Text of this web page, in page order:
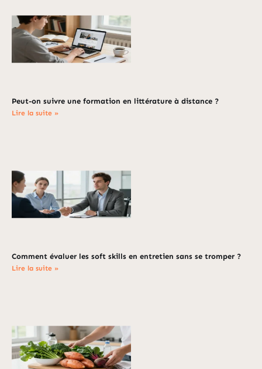
Peut-on suivre une formation en littérature à distance ?
Lire la suite »
Comment évaluer les soft skills en entretien sans se tromper ?
Lire la suite »